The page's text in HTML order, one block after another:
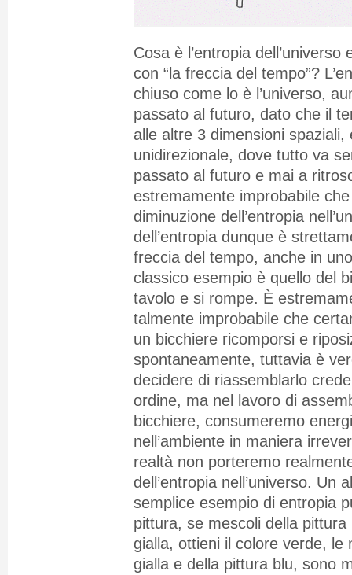
Cosa è l’entropia dell’universo
con “la freccia del tempo”?
chiuso come lo è l’universo,
passato al futuro, dato che il
alle altre 3 dimensioni spaziali,
unidirezionale, dove tutto va
passato al futuro e mai a
estremamente improbabile
diminuzione dell’entropia
dell’entropia dunque è
freccia del tempo, anche in
classico esempio è quello del
tavolo e si rompe. È
talmente improbabile che
un bicchiere ricomporsi e
spontaneamente, tuttavia è
decidere di riassemblarlo
ordine, ma nel lavoro di
bicchiere, consumeremo
nell’ambiente in maniera
realtà non porteremo
dell’entropia nell’universo. Un
semplice esempio di entropia
pittura, se mescoli della
gialla, ottieni il colore verde, le
gialla e della pittura blu, sono